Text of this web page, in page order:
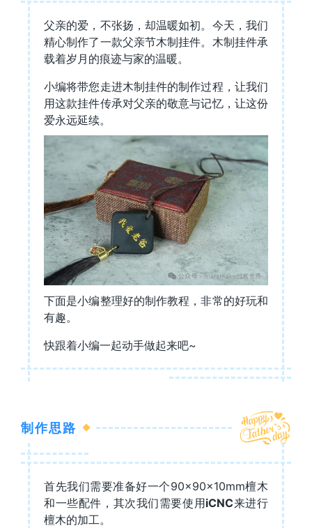
父亲的爱，不张扬，却温暖如初。今天，我们
精心制作了一款父亲节木制挂件。木制挂件承
载着岁月的痕迹与家的温暖。
小编将带您走进木制挂件的制作过程，让我们
用这款挂件传承对父亲的敬意与记忆，让这份
爱永远延续。
下面是小编整理好的制作教程，非常的好玩和
有趣。
快跟着小编一起动手做起来吧~
制作思路
首先我们需要准备好一个90×90×10mm檀木
和一些配件，其次我们需要使用iCNC来进行
檀木的加工。